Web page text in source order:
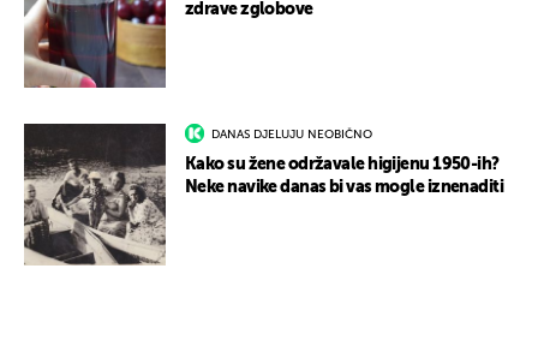
zdrave zglobove
DANAS DJELUJU NEOBIČNO
Kako su žene održavale higijenu 1950-ih?
Neke navike danas bi vas mogle iznenaditi